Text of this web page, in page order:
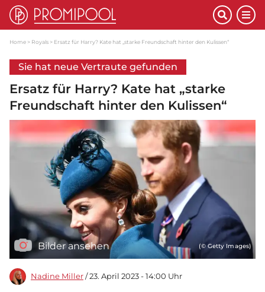
Home Royals Ersatz für Harry? Kate hat „starke Freundschaft hinter den Kulissen“
Sie hat neue Vertraute gefunden
Ersatz für Harry? Kate hat „starke
Freundschaft hinter den Kulissen“
Bilder ansehen (© Getty Images)
Nadine Miller / 23. April 2023 - 14:00 Uhr